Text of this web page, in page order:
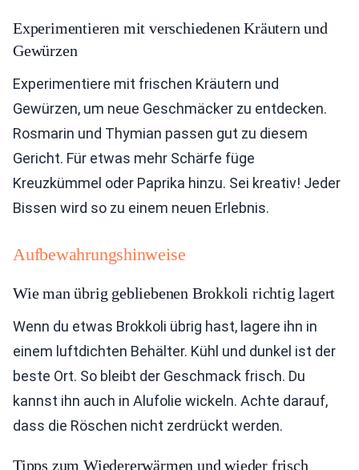
Experimentieren mit verschiedenen Kräutern und
Gewürzen
Experimentiere mit frischen Kräutern und
Gewürzen, um neue Geschmäcker zu entdecken.
Rosmarin und Thymian passen gut zu diesem
Gericht. Für etwas mehr Schärfe füge
Kreuzkümmel oder Paprika hinzu. Sei kreativ! Jeder
Bissen wird so zu einem neuen Erlebnis.
Aufbewahrungshinweise
Wie man übrig gebliebenen Brokkoli richtig lagert
Wenn du etwas Brokkoli übrig hast, lagere ihn in
einem luftdichten Behälter. Kühl und dunkel ist der
beste Ort. So bleibt der Geschmack frisch. Du
kannst ihn auch in Alufolie wickeln. Achte darauf,
dass die Röschen nicht zerdrückt werden.
Tipps zum Wiedererwärmen und wieder frisch